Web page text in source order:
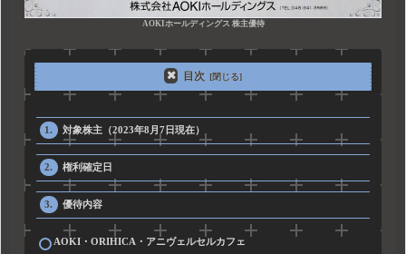
AOKIホールディングス 株主優待
目次
対象株主（2023年8月7日現在）
権利確定日
優待内容
AOKI・ORIHICA・アニヴェルセルカフェ